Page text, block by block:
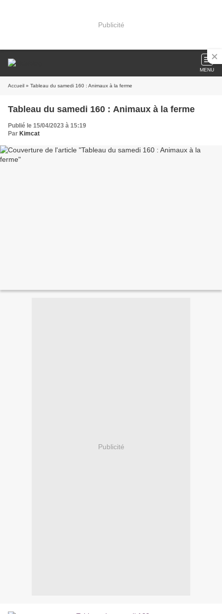
Publicité
MENU
Accueil » Tableau du samedi 160 : Animaux à la ferme
Tableau du samedi 160 : Animaux à la ferme
Publié le 15/04/2023 à 15:19
Par Kimcat
Publicité